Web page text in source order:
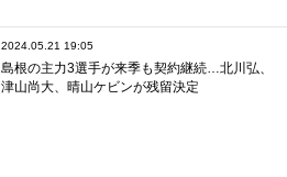
2024.05.21 19:05
島根の主力3選手が来季も契約継続…北川弘、
津山尚大、晴山ケビンが残留決定